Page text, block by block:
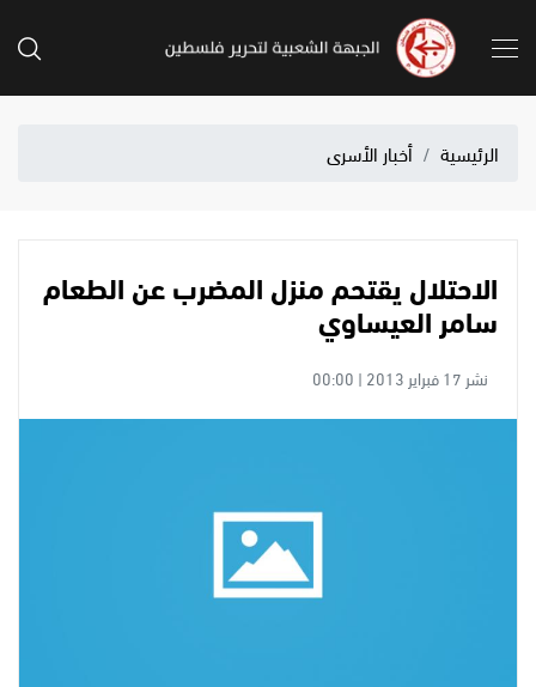
الرئيسية أخبار الأسرى
الاحتلال يقتحم منزل المضرب عن الطعام
سامر العيساوي
نشر 17 فبراير 2013 | 00:00